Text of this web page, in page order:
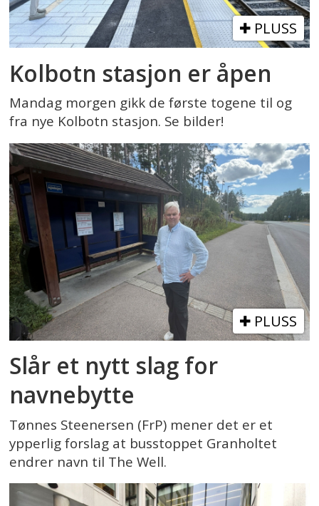
PLUSS
Kolbotn stasjon er åpen
Mandag morgen gikk de første togene til og
fra nye Kolbotn stasjon. Se bilder!
PLUSS
Slår et nytt slag for
navnebytte
Tønnes Steenersen (FrP) mener det er et
ypperlig forslag at busstoppet Granholtet
endrer navn til The Well.